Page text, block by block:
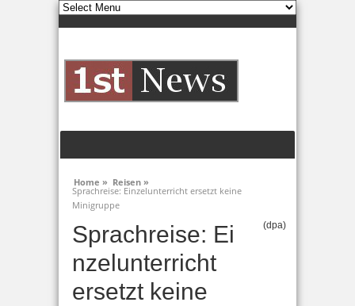
Home » Reisen »
Sprachreise: Einzelunterricht ersetzt keine
Minigruppe
Sprachreise: Ei
nzelunterricht
ersetzt keine
(dpa)